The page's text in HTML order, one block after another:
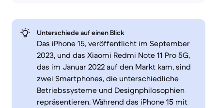
Unterschiede auf einen Blick
Das iPhone 15, veröffentlicht im September
2023, und das Xiaomi Redmi Note 11 Pro 5G,
das im Januar 2022 auf den Markt kam, sind
zwei Smartphones, die unterschiedliche
Betriebssysteme und Designphilosophien
repräsentieren. Während das iPhone 15 mit